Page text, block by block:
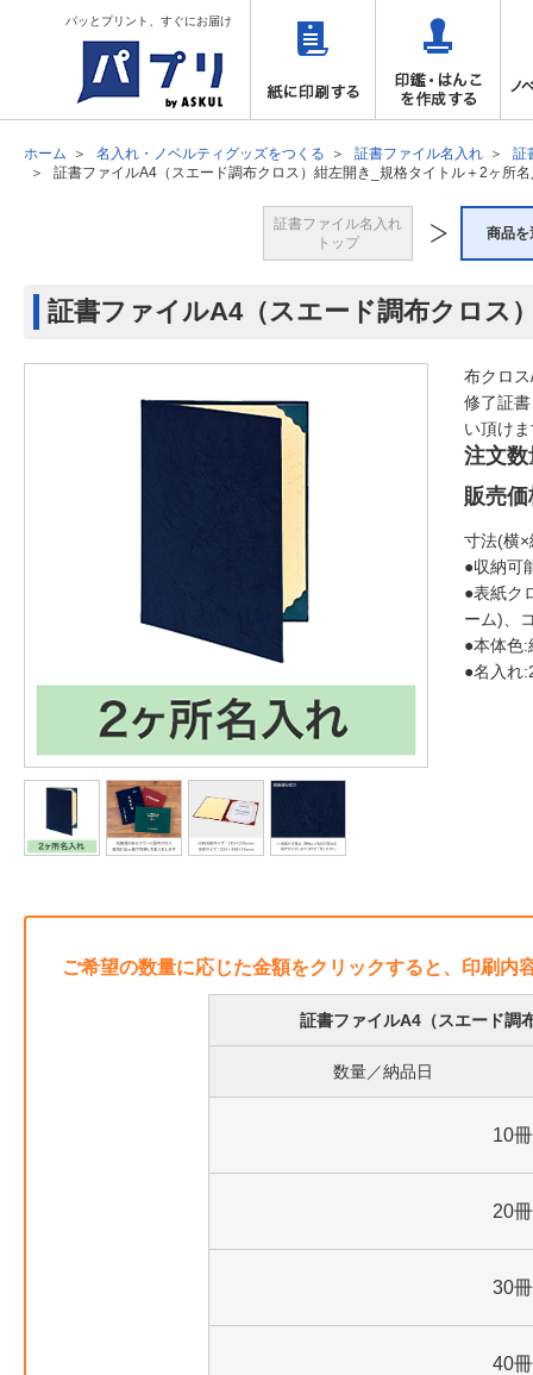
パッとプリント、すぐにお届け
ホーム 名入れ・ノベルティグッズをつくる 証書ファイル名入れ
証
証書ファイルA4（スエード調布クロス）紺左開き_規格タイトル＋2ヶ所
証書ファイル名入れ
トップ
商品を
証書ファイルA4（スエード調布クロス
布クロ
修了証
い頂け
注文数
販売価
寸法(横
●収納可
●表紙ク
ーム)、
●本体色:
●名入れ
ご希望の数量に応じた金額をクリックすると、印刷内
証書ファイルA4（スエード調
数量／納品日
10冊
20冊
30冊
40冊